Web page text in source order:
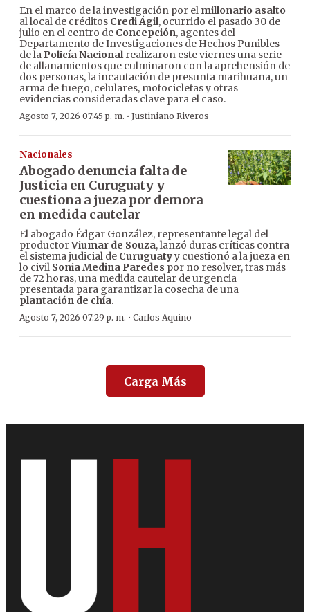
En el marco de la investigación por el millonario asalto
al local de créditos Credi Ágil, ocurrido el pasado 30 de
julio en el centro de Concepción, agentes del
Departamento de Investigaciones de Hechos Punibles
de la Policía Nacionalrealizaron este viernes una serie
de allanamientos que culminaron con la aprehensión de
dos personas, la incautación de presunta marihuana, un
arma de fuego, celulares, motocicletas y otras
evidencias consideradas clave para el caso.
Agosto 7, 2026 07:45 p. m. · Justiniano Riveros
Nacionales
Abogado denuncia falta de
Justicia en Curuguaty y
cuestiona a jueza por demora
en medida cautelar
El abogado Édgar González, representante legal del
productorViumar de Souza, lanzó duras críticas contra
el sistema judicial de Curuguatyy cuestionó a la jueza en
lo civil Sonia Medina Paredes por no resolver, tras más
de 72 horas, una medida cautelar de urgencia
presentada para garantizar la cosecha de una
plantación de chía.
Agosto 7, 2026 07:29 p. m. · Carlos Aquino
Carga Más